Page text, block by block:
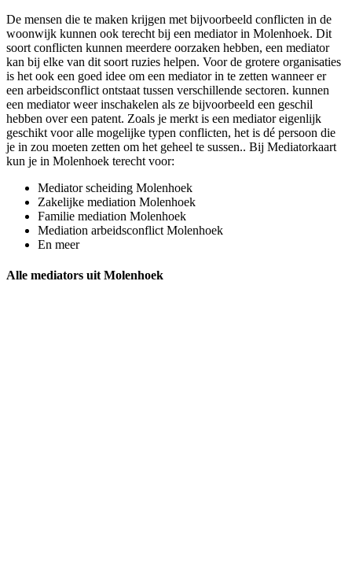
De mensen die te maken krijgen met bijvoorbeeld conflicten in de
woonwijk kunnen ook terecht bij een mediator in Molenhoek. Dit
soort conflicten kunnen meerdere oorzaken hebben, een mediator
kan bij elke van dit soort ruzies helpen. Voor de grotere organisaties
is het ook een goed idee om een mediator in te zetten wanneer er
een arbeidsconflict ontstaat tussen verschillende sectoren. kunnen
een mediator weer inschakelen als ze bijvoorbeeld een geschil
hebben over een patent. Zoals je merkt is een mediator eigenlijk
geschikt voor alle mogelijke typen conflicten, het is dé persoon die
je in zou moeten zetten om het geheel te sussen.. Bij Mediatorkaart
kun je in Molenhoek terecht voor:
Mediator scheiding Molenhoek
Zakelijke mediation Molenhoek
Familie mediation Molenhoek
Mediation arbeidsconflict Molenhoek
En meer
Alle mediators uit Molenhoek